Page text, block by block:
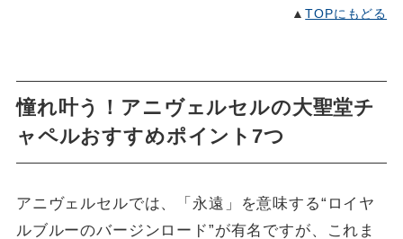
▲TOPにもどる
憧れ叶う！アニヴェルセルの大聖堂チ
ャペルおすすめポイント7つ
アニヴェルセルでは、「永遠」を意味する“ロイヤ
ルブルーのバージンロード”が有名ですが、これま